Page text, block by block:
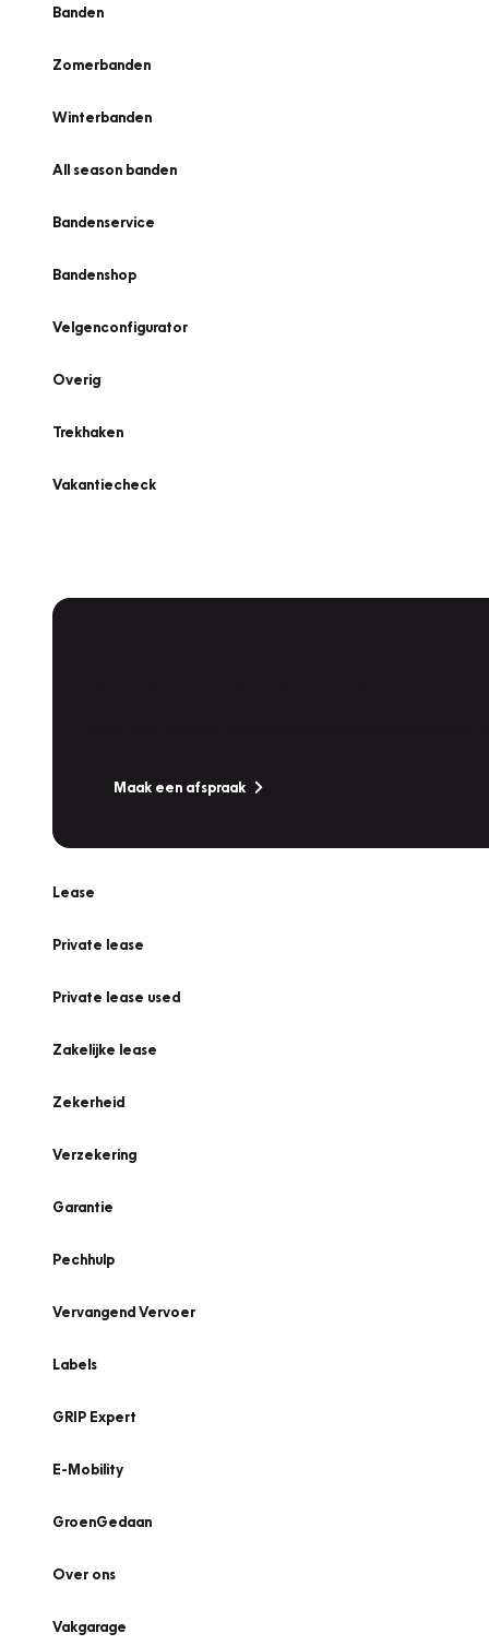
Banden
Zomerbanden
Winterbanden
All season banden
Bandenservice
Bandenshop
Velgenconfigurator
Overig
Trekhaken
Vakantiecheck
Maak een afspraak
Lease
Private lease
Private lease used
Zakelijke lease
Zekerheid
Verzekering
Garantie
Pechhulp
Vervangend Vervoer
Labels
GRIP Expert
E-Mobility
GroenGedaan
Over ons
Vakgarage